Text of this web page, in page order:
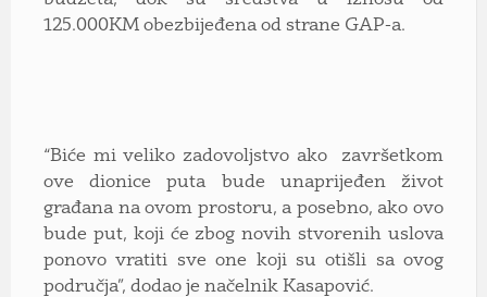
125.000KM obezbijeđena od strane GAP-a.
“Biće mi veliko zadovoljstvo ako završetkom
ove dionice puta bude unaprijeđen život
građana na ovom prostoru, a posebno, ako ovo
bude put, koji će zbog novih stvorenih uslova
ponovo vratiti sve one koji su otišli sa ovog
područja”, dodao je načelnik Kasapović.